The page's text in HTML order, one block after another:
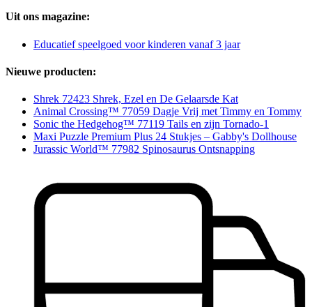
Uit ons magazine:
Educatief speelgoed voor kinderen vanaf 3 jaar
Nieuwe producten:
Shrek 72423 Shrek, Ezel en De Gelaarsde Kat
Animal Crossing™ 77059 Dagje Vrij met Timmy en Tommy
Sonic the Hedgehog™ 77119 Tails en zijn Tornado-1
Maxi Puzzle Premium Plus 24 Stukjes – Gabby's Dollhouse
Jurassic World™ 77982 Spinosaurus Ontsnapping